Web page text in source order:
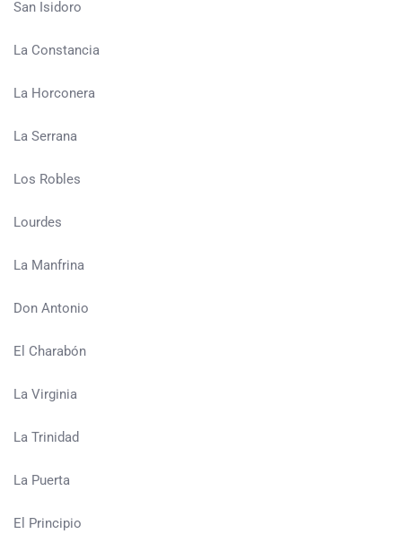
San Isidoro
La Constancia
La Horconera
La Serrana
Los Robles
Lourdes
La Manfrina
Don Antonio
El Charabón
La Virginia
La Trinidad
La Puerta
El Principio